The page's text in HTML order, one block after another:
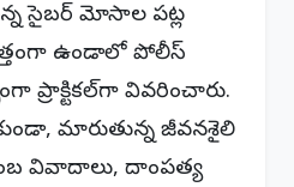
సైబర్ మోసాల పట్ల
ఉండాలో పోలీస్
ప్రాక్టికల్‌గా వివరించారు.
మారుతున్న జీవనశైలి
వివాదాలు, దాంపత్య